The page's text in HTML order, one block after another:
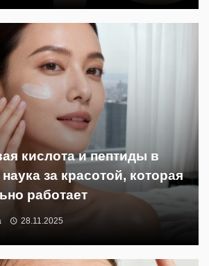
кислота и пептиды в
за красотой, которая
работает
28.11.2025